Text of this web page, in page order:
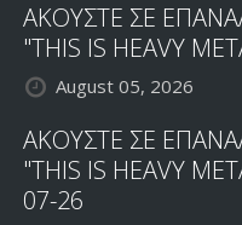
ΑΚΟΥΣΤΕ ΣΕ
"THIS IS HEAVY
August 05, 2026
ΑΚΟΥΣΤΕ ΣΕ
"THIS IS HEAVY
07-26